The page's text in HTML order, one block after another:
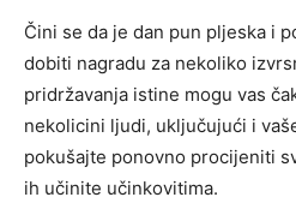
Čini se da je dan pun pljeska i
dobiti nagradu za nekoliko
pridržavanja istine mogu vas
nekolicini ljudi, uključujući i
pokušajte ponovno procijeniti
ih učinite učinkovitima.